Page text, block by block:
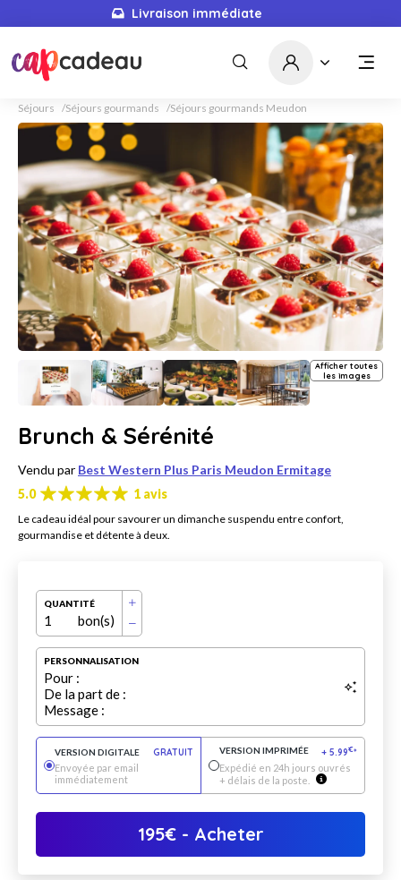
Livraison immédiate
Séjours Séjours gourmands Séjours gourmands Meudon
Afficher toutes
les images
Brunch & Sérénité
Vendu par Best Western Plus Paris Meudon Ermitage
5.0
1 avis
Le cadeau idéal pour savourer un dimanche suspendu entre confort,
gourmandise et détente à deux.
QUANTITÉ
1 bon(s)
PERSONNALISATION
Pour :
De la part de :
Message :
VERSION DIGITALE
GRATUIT
Envoyée par email
immédiatement
VERSION IMPRIMÉE + 5.99€*
Expédié en 24h jours ouvrés
+ délais de la poste.
195€- Acheter